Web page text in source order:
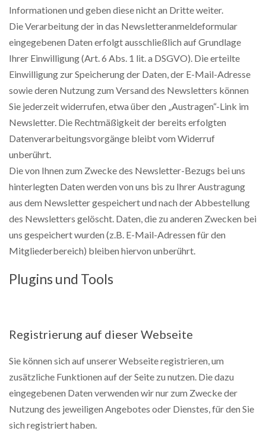
Informationen und geben diese nicht an Dritte weiter.
Die Verarbeitung der in das Newsletteranmeldeformular
eingegebenen Daten erfolgt ausschließlich auf Grundlage
Ihrer Einwilligung (Art. 6 Abs. 1 lit. a DSGVO). Die erteilte
Einwilligung zur Speicherung der Daten, der E-Mail-Adresse
sowie deren Nutzung zum Versand des Newsletters können
Sie jederzeit widerrufen, etwa über den „Austragen“-Link im
Newsletter. Die Rechtmäßigkeit der bereits erfolgten
Datenverarbeitungsvorgänge bleibt vom Widerruf
unberührt.
Die von Ihnen zum Zwecke des Newsletter-Bezugs bei uns
hinterlegten Daten werden von uns bis zu Ihrer Austragung
aus dem Newsletter gespeichert und nach der Abbestellung
des Newsletters gelöscht. Daten, die zu anderen Zwecken bei
uns gespeichert wurden (z.B. E-Mail-Adressen für den
Mitgliederbereich) bleiben hiervon unberührt.
Plugins und Tools
Registrierung auf dieser Webseite
Sie können sich auf unserer Webseite registrieren, um
zusätzliche Funktionen auf der Seite zu nutzen. Die dazu
eingegebenen Daten verwenden wir nur zum Zwecke der
Nutzung des jeweiligen Angebotes oder Dienstes, für den Sie
sich registriert haben.